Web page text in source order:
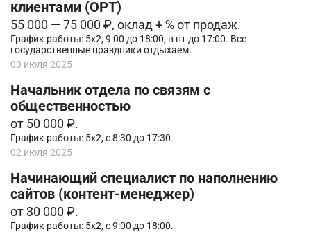
клиентами (ОРТ)
55 000 — 75 000 ₽, оклад + % от продаж.
График работы: 5х2, 9:00 до 18:00, в пт до 17:00. Все
государственные праздники отдыхаем.
03 июля 2025
Начальник отдела по связям с
общественностью
от 50 000 ₽.
График работы: 5х2, с 8:30 до 17:30.
02 июля 2025
Начинающий специалист по наполнению
сайтов (контент-менеджер)
от 30 000 ₽.
График работы: 5х2, с 9:00 до 18:00.